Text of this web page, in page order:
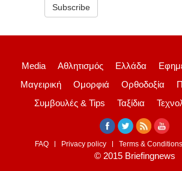
Subscribe
Media Αθλητισμός Ελλάδα
Μαγειρική
Ομορφιά Ορθοδοξία
Συμβουλές & Tips
Ταξίδια
FAQ Privacy policy Terms & Conditions
© 2015 Briefingnews